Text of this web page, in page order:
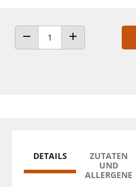
ANZAHL VERRINGERNANZAHL ERHÖHEN
DETAILS
ZUTATEN
UND
ALLERGENE